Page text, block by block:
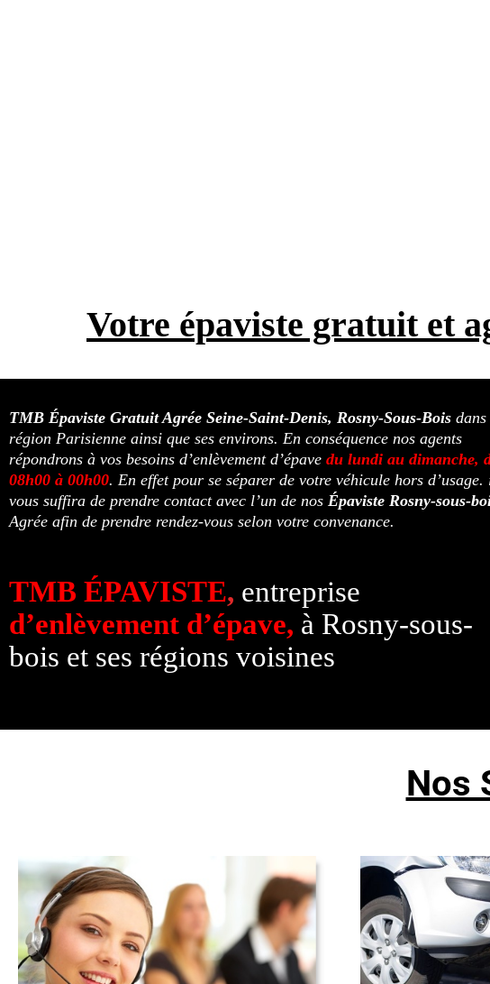
Votre épaviste gratuit et
TMB Épaviste Gratuit Agrée Seine-Saint-Denis, Rosny-Sous-Bois
région Parisienne ainsi que ses environs. En conséquence nos agents
répondrons à vos besoins d’enlèvement d’épave du lundi au dimanche,
08h00 à 00h00. En effet pour se séparer de votre véhicule hors d’usage.
vous suffira de prendre contact avec l’un de nos Épaviste Rosny-sous-
Agrée afin de prendre rendez-vous selon votre convenance.
TMB ÉPAVISTE, entreprise
d’enlèvement d’épave, à Rosny-sous-
bois et ses régions voisines
Nos